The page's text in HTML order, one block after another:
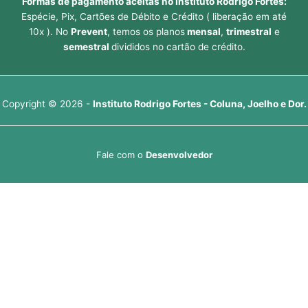
Espécie, Pix, Cartões de Débito e Crédito ( liberação em até
10x ). No Prevent, temos os planosmensal, trimestral e
semestral divididos no cartão de crédito.
Copyright © 2026 - Instituto Rodrigo Fortes - Coluna, Joelho e Dor.
Fale com o Desenvolvedor